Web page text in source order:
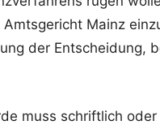
Amtsgericht Mainz
der Entscheidung,
muss schriftlich